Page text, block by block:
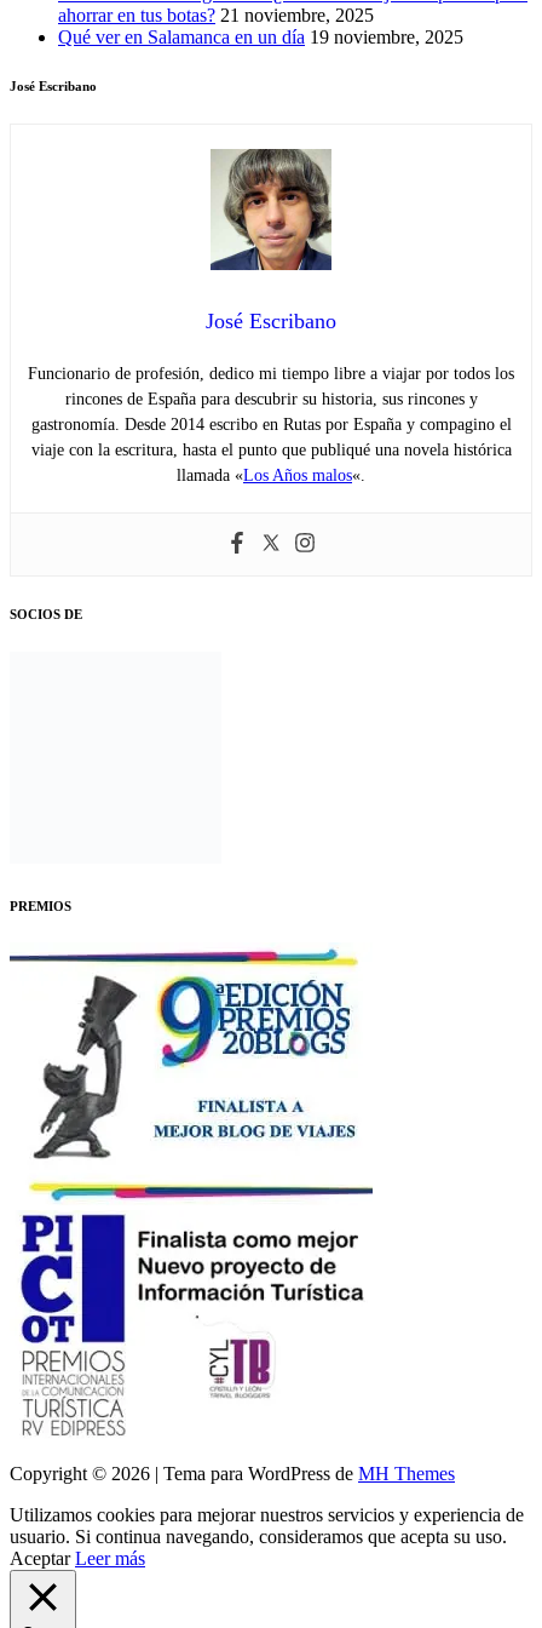
ahorrar en tus botas? 21 noviembre, 2025
Qué ver en Salamanca en un día 19 noviembre, 2025
José Escribano
José Escribano
Funcionario de profesión, dedico mi tiempo libre a viajar por todos los
rincones de España para descubrir su historia, sus rincones y
gastronomía. Desde 2014 escribo en Rutas por España y compagino el
viaje con la escritura, hasta el punto que publiqué una novela histórica
llamada «Los Años malos«.
SOCIOS DE
PREMIOS
Copyright © 2026 | Tema para WordPress de MH Themes
Utilizamos cookies para mejorar nuestros servicios y experiencia de
usuario. Si continua navegando, consideramos que acepta su uso.
Aceptar Leer más